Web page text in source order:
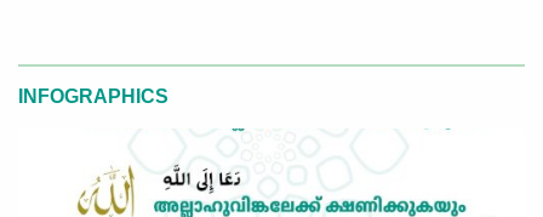
INFOGRAPHICS